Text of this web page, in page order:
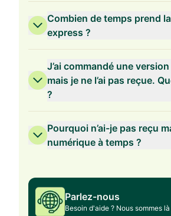
Combien de temps prend
express ?
J’ai commandé une
mais je ne l’ai pas reçue.
?
Pourquoi n’ai-je pas reçu
numérique à temps ?
Parlez-nous
Besoin d'aide ? Nous sommes